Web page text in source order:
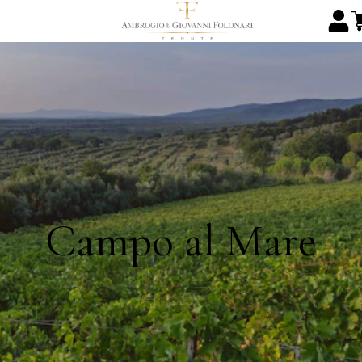
Campo al Mare